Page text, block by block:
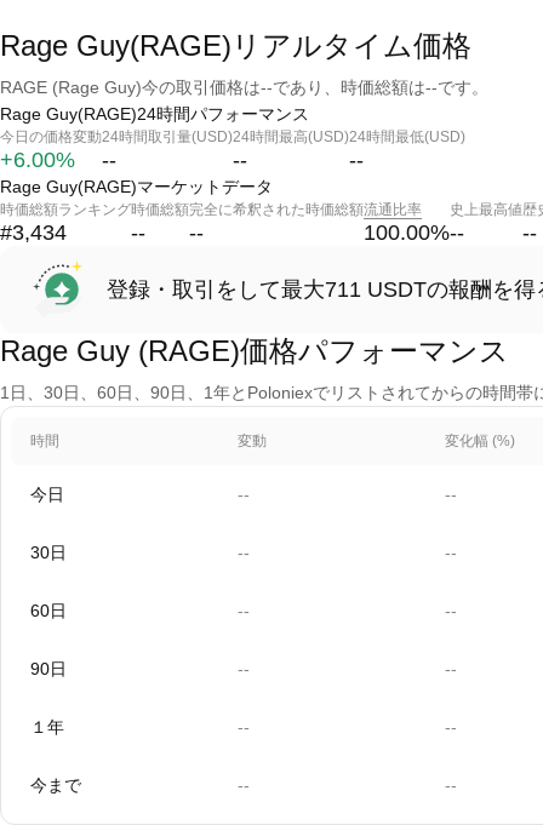
Rage Guy(RAGE)リアルタイム価格
RAGE (Rage Guy)今の取引価格は--であり、時価総額は--です。
Rage Guy(RAGE)24時間パフォーマンス
今日の価格変動
+6.00%
24時間取引量(USD)
--
24時間最高(USD)
--
24時間最低(USD)
--
Rage Guy(RAGE)マーケットデータ
時価総額ランキング
#3,434
時価総額
--
完全に希釈された時価総額
--
流通比率
100.00%
史上最高値
--
歴
--
登録・取引をして最大711 USDTの報酬を得
Rage Guy (RAGE)価格パフォーマンス
1日、30日、60日、90日、1年とPoloniexでリストされてからの時間
時間 変動 変化幅 (%)
今日 -- --
30日 -- --
60日 -- --
90日 -- --
１年 -- --
今まで -- --